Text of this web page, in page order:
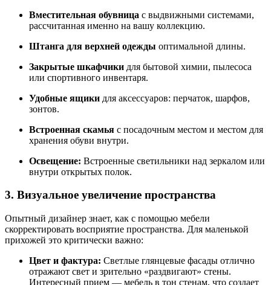
Вместительная обувница с выдвижными системами,
рассчитанная именно на вашу коллекцию.
Штанга для верхней одежды оптимальной длины.
Закрытые шкафчики для бытовой химии, пылесоса
или спортивного инвентаря.
Удобные ящики для аксессуаров: перчаток, шарфов,
зонтов.
Встроенная скамья с посадочным местом и местом для
хранения обуви внутри.
Освещение: Встроенные светильники над зеркалом или
внутри открытых полок.
3. Визуальное увеличение пространства
Опытный дизайнер знает, как с помощью мебели
скорректировать восприятие пространства. Для маленькой
прихожей это критически важно:
Цвет и фактура: Светлые глянцевые фасады отлично
отражают свет и зрительно «раздвигают» стены.
Интересный прием — мебель в тон стенам, что создает